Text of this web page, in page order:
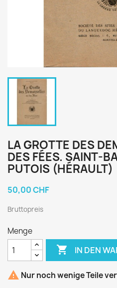
LA GROTTE DES
DES FÉES. SAINT-
PUTOIS (HÉRAULT)
50,00 CHF
Bruttopreis
Menge
 IN DEN
 Nur noch wenige Teile